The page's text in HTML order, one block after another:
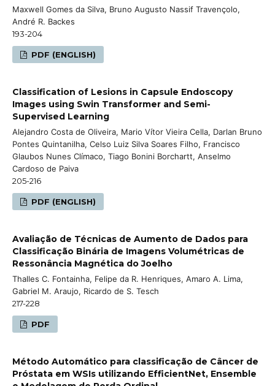
Maxwell Gomes da Silva, Bruno Augusto Nassif Travençolo,
André R. Backes
193-204
PDF (ENGLISH)
Classification of Lesions in Capsule Endoscopy
Images using Swin Transformer and Semi-
Supervised Learning
Alejandro Costa de Oliveira, Mario Vítor Vieira Cella, Darlan Bruno
Pontes Quintanilha, Celso Luiz Silva Soares Filho, Francisco
Glaubos Nunes Clímaco, Tiago Bonini Borchartt, Anselmo
Cardoso de Paiva
205-216
PDF (ENGLISH)
Avaliação de Técnicas de Aumento de Dados para
Classificação Binária de Imagens Volumétricas de
Ressonância Magnética do Joelho
Thalles C. Fontainha, Felipe da R. Henriques, Amaro A. Lima,
Gabriel M. Araujo, Ricardo de S. Tesch
217-228
PDF
Método Automático para classificação de Câncer de
Próstata em WSIs utilizando EfficientNet, Ensemble